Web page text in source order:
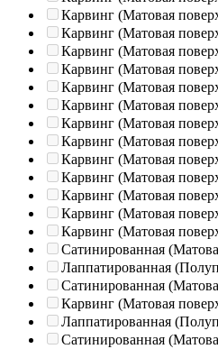
Карвинг (Матовая
Карвинг (Матовая
Карвинг (Матовая
Карвинг (Матовая
Карвинг (Матовая
Карвинг (Матовая
Карвинг (Матовая
Карвинг (Матовая
Карвинг (Матовая
Карвинг (Матовая
Карвинг (Матовая
Карвинг (Матовая
Карвинг (Матовая
Сатинированная
Лаппатированная
Сатинированная
Карвинг (Матовая
Лаппатированная
Сатинированная